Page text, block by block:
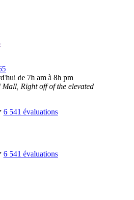
de 7h am à 8h pm
Right off of the elevated
6 541 évaluations
6 541 évaluations